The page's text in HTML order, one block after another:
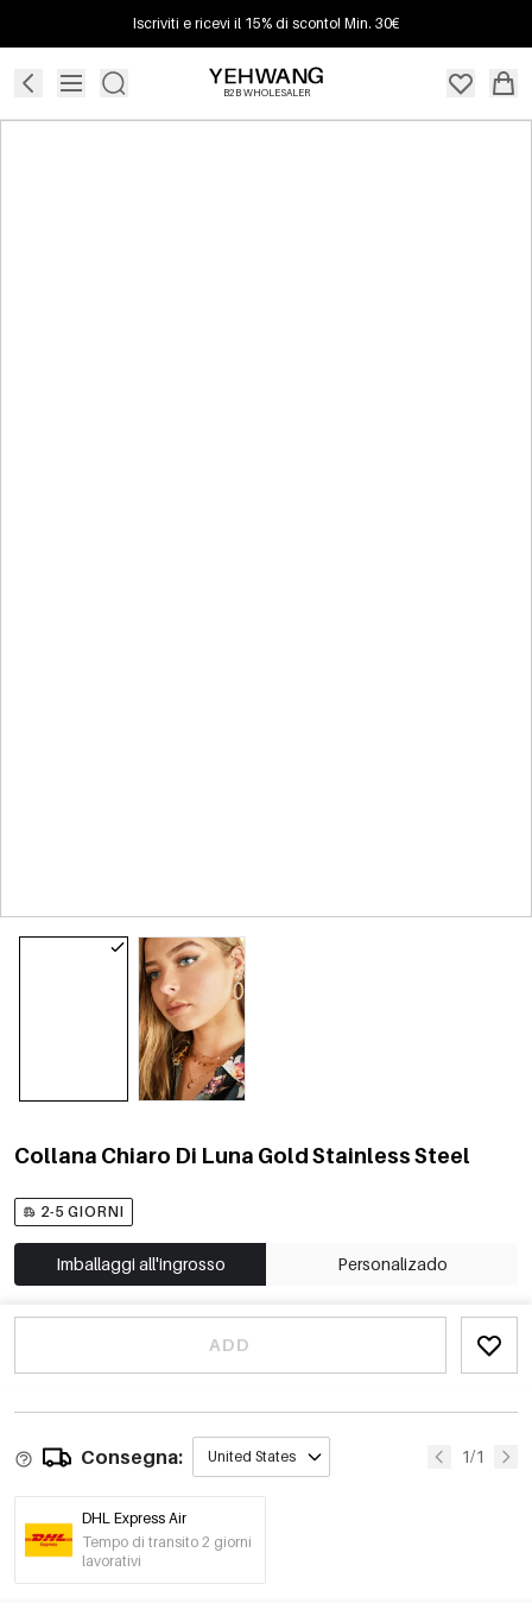
Iscriviti e ricevi il 15% di sconto! Min. 30€
B2B WHOLESALER
Collana Chiaro Di Luna Gold Stainless Steel
2-5 GIORNI
Imballaggi all'ingrosso Personalizado
ADD
Consegna: United States 1/1
DHL Express Air
Tempo di transito 2 giorni
lavorativi